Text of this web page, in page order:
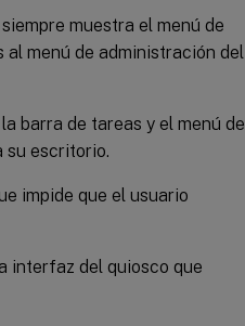
muestra el menú de
menú de administración del
barra de tareas y el menú de
su escritorio.
impide que el usuario
interfaz del quiosco que